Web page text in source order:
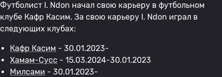
Футболист I. Ndon начал свою карьеру в футбольном
клубе Кафр Касим. За свою карьеру I. Ndon играл в
следующих клубах:
Кафр Касим - 30.01.2023-
Хамам-Сусс - 15.03.2024-30.01.2023
Милсами - 30.01.2023-